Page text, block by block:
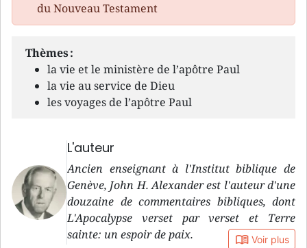
du Nouveau Testament
Thèmes :
la vie et le ministère de l’apôtre Paul
la vie au service de Dieu
les voyages de l’apôtre Paul
L'auteur
Ancien enseignant à l'Institut biblique de
Genève, John H. Alexander est l'auteur d'une
douzaine de commentaires bibliques, dont
L'Apocalypse verset par verset et Terre
sainte: un espoir de paix.
book_open Voir plus